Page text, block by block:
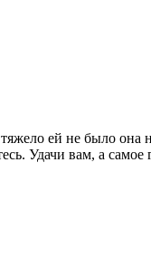
ей не было она
Удачи вам, а самое